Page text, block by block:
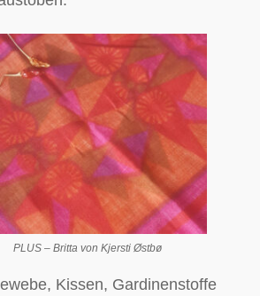
PLUS – Britta von Kjersti Østbø
Kissen, Gardinenstoffe